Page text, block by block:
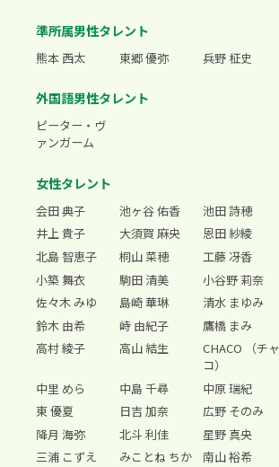
準所属男性タレント
熊本 西太 東郷 優弥 兵野 柾史
外国語男性タレント
ピーター・ヴ
ァンガーム
女性タレント
会田 典子 池ヶ谷 佑香 池田 詩穂
井上 貴子
大須賀 麻央 恩田 紗綾
北島 智恵子
桐山 菜穂 工藤 冴香
小築 舞衣
駒田 清美 小谷野 莉奈
佐々木 みゆ
島崎 華琳 清水 まゆみ
鈴木 由希
峙 由紀子 鷹橋 まみ
高村 綾子
高山 結生
CHACO （チャ
コ）
中里 めら 中島 千尋 中原 瑞紀
東 優夏
日吉 加奈 広野 そのみ
降月 海弥
北斗 利佳 星野 真央
三浦 こずえ
みことね ちか 南山 裕希